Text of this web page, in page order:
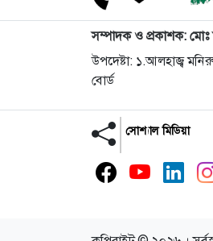
সম্পাদক ও প্রকাশক: মোঃ
উপদেষ্টা: ১.আলহাজ্ব
বোর্ড
সোশ্যাল মিডিয়া